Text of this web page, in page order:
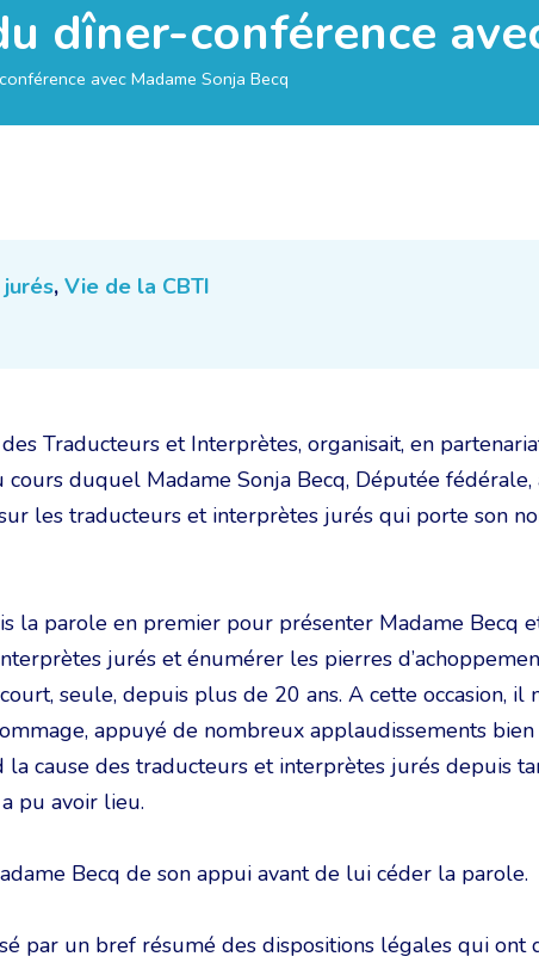
dîner-conférence
avec Madame Sonja Becq
, Vie de la CBTI
Traducteurs et Interprètes, organisait, en
duquel Madame Sonja Becq, Députée fédérale,
les traducteurs et interprètes jurés qui porte son
la parole en premier pour présenter Madame Becq
jurés et énumérer les pierres
seule, depuis plus de 20 ans. A cette occasion, il
appuyé de nombreux applaudissements
la cause des traducteurs et interprètes jurés depuis
pu avoir lieu.
Becq de son appui avant de lui céder la parole.
par un bref résumé des dispositions légales qui ont